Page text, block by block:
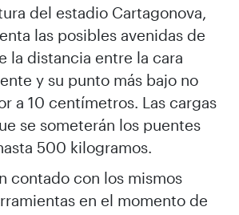
del estadio Cartagonova,
las posibles avenidas de
la distancia entre la cara
y su punto más bajo no
a 10 centímetros. Las cargas
se someterán los puentes
500 kilogramos.
contado con los mismos
en el momento de